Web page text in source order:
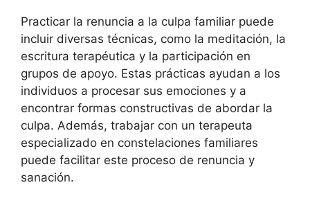
Practicar la renuncia a la culpa familiar puede
incluir diversas técnicas, como la meditación, la
escritura terapéutica y la participación en
grupos de apoyo. Estas prácticas ayudan a los
individuos a procesar sus emociones y a
encontrar formas constructivas de abordar la
culpa. Además, trabajar con un terapeuta
especializado en constelaciones familiares
puede facilitar este proceso de renuncia y
sanación.